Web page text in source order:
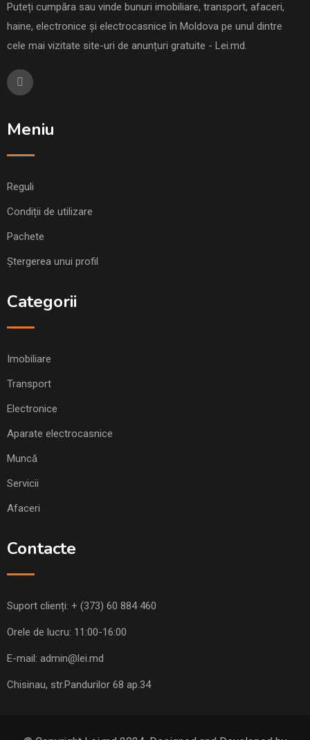
Puteți cumpăra sau vinde bunuri imobiliare, transport, afaceri,
haine, electronice și electrocasnice în Moldova pe unul dintre
cele mai vizitate site-uri de anunțuri gratuite - Lei.md.
Meniu
Reguli
Condiții de utilizare
Pachete
Ștergerea unui profil
Categorii
Imobiliare
Transport
Electronice
Aparate electrocasnice
Muncă
Servicii
Afaceri
Contacte
Suport clienți: + (373) 60 884 460
Orele de lucru: 11:00-16:00
E-mail: admin@lei.md
Chisinau, str.Pandurilor 68 ap.34